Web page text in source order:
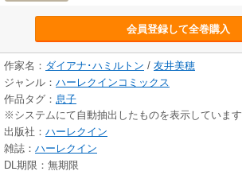
会員登録して全巻購入
作家名： ダイアナ･ハミルトン / 友井美穂
ジャンル： ハーレクインコミックス
作品タグ： 息子
※システムにて自動抽出したものを表示しています
出版社： ハーレクイン
雑誌： ハーレクイン
DL期限：無期限